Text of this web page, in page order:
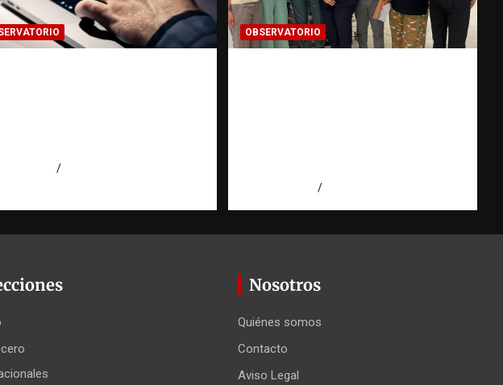
OBSERVATORIO
Nosotros
Quiénes somos
Contacto
Aviso Legal